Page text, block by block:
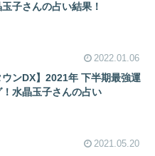
子さんの占い結果！
2022.01.06
ウンDX】2021年 下半期最強運
水晶玉子さんの占い
2021.05.20